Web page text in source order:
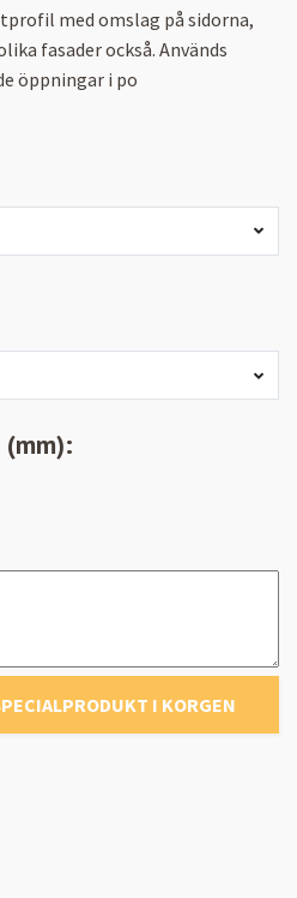
med omslag på sidorna,
fasader också. Används
öppningar i po
I KORGEN